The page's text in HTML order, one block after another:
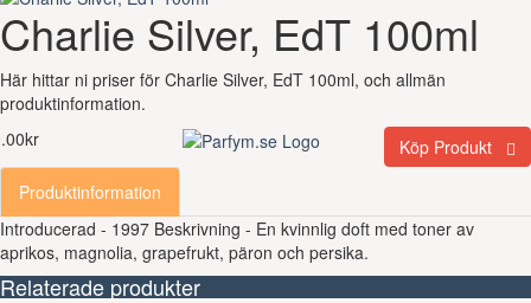
Charlie Silver, EdT 100ml
Här hittar ni priser för Charlie Silver, EdT 100ml, och allmän
produktinformation.
Köp Produkt
Produktinformation
Introducerad - 1997 Beskrivning - En kvinnlig doft med toner av
aprikos, magnolia, grapefrukt, päron och persika.
Relaterade produkter